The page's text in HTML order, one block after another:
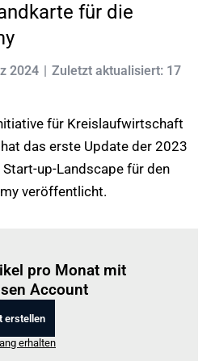
für die
2024
Zuletzt aktualisiert: 17
für Kreislaufwirtschaft
das erste Update der 2023
up-Landscape für den
veröffentlicht.
pro Monat mit
Account
erstellen
erhalten